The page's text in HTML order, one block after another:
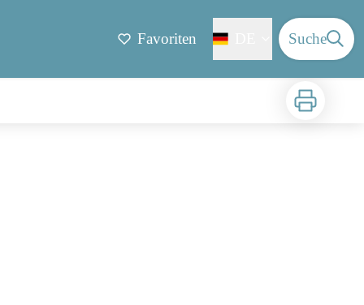
Favoriten Suche
Zu drucken